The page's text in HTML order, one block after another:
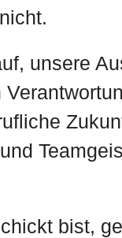
unsere
bist,